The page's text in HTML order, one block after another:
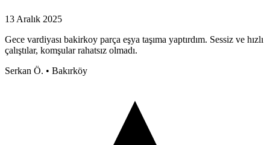
13 Aralık 2025
Gece vardiyası bakirkoy parça eşya taşıma yaptırdım. Sessiz ve hızlı
çalıştılar, komşular rahatsız olmadı.
Serkan Ö. • Bakırköy